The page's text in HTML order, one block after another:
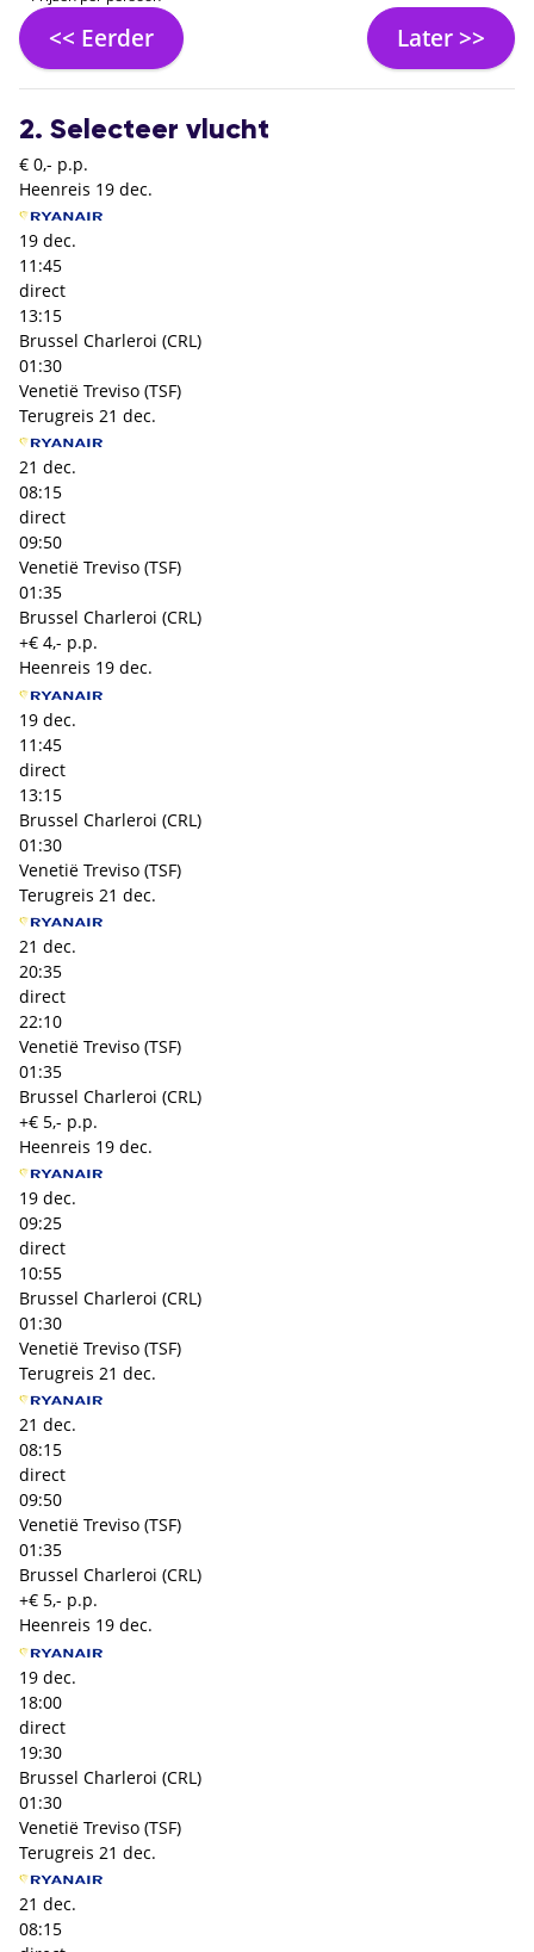
<< Eerder Later >>
2. Selecteer vlucht
€ 0,- p.p.
Heenreis 19 dec.
19 dec.
11:45
direct
13:15
Brussel Charleroi (CRL)
01:30
Venetië Treviso (TSF)
Terugreis 21 dec.
21 dec.
08:15
direct
09:50
Venetië Treviso (TSF)
01:35
Brussel Charleroi (CRL)
+€ 4,- p.p.
Heenreis 19 dec.
19 dec.
11:45
direct
13:15
Brussel Charleroi (CRL)
01:30
Venetië Treviso (TSF)
Terugreis 21 dec.
21 dec.
20:35
direct
22:10
Venetië Treviso (TSF)
01:35
Brussel Charleroi (CRL)
+€ 5,- p.p.
Heenreis 19 dec.
19 dec.
09:25
direct
10:55
Brussel Charleroi (CRL)
01:30
Venetië Treviso (TSF)
Terugreis 21 dec.
21 dec.
08:15
direct
09:50
Venetië Treviso (TSF)
01:35
Brussel Charleroi (CRL)
+€ 5,- p.p.
Heenreis 19 dec.
19 dec.
18:00
direct
19:30
Brussel Charleroi (CRL)
01:30
Venetië Treviso (TSF)
Terugreis 21 dec.
21 dec.
08:15